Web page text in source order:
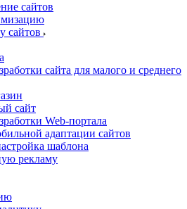
сайтов
сайтов
сайта для малого и среднего
сайт
Web-портала
адаптации сайтов
шаблона
рекламу